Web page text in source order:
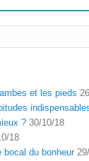
et les pieds
? 30/10/18
18
bocal du bonheur